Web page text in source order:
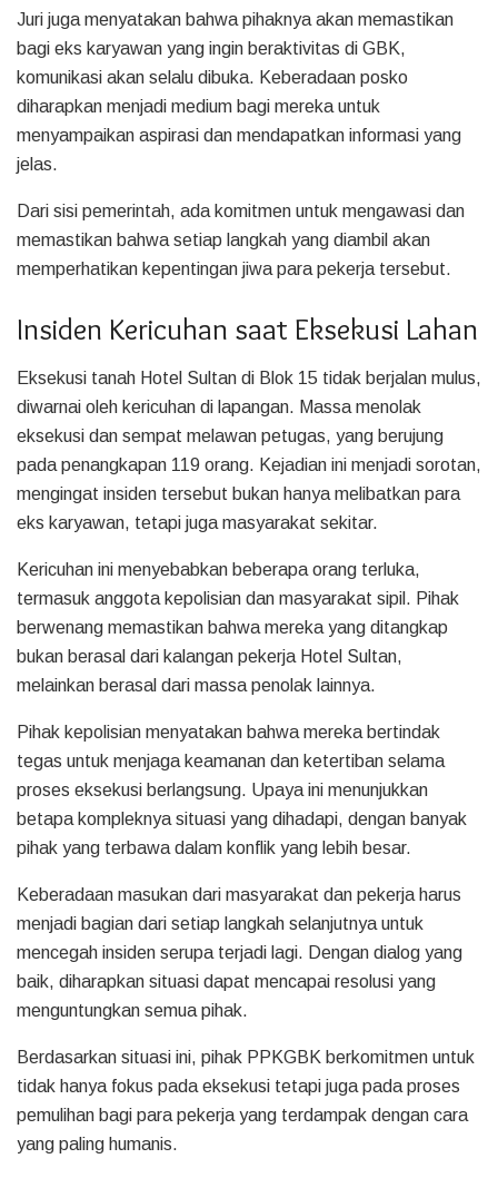
Juri juga menyatakan bahwa pihaknya akan memastikan
bagi eks karyawan yang ingin beraktivitas di GBK,
komunikasi akan selalu dibuka. Keberadaan posko
diharapkan menjadi medium bagi mereka untuk
menyampaikan aspirasi dan mendapatkan informasi yang
jelas.
Dari sisi pemerintah, ada komitmen untuk mengawasi dan
memastikan bahwa setiap langkah yang diambil akan
memperhatikan kepentingan jiwa para pekerja tersebut.
Insiden Kericuhan saat Eksekusi Lahan
Eksekusi tanah Hotel Sultan di Blok 15 tidak berjalan mulus,
diwarnai oleh kericuhan di lapangan. Massa menolak
eksekusi dan sempat melawan petugas, yang berujung
pada penangkapan 119 orang. Kejadian ini menjadi sorotan,
mengingat insiden tersebut bukan hanya melibatkan para
eks karyawan, tetapi juga masyarakat sekitar.
Kericuhan ini menyebabkan beberapa orang terluka,
termasuk anggota kepolisian dan masyarakat sipil. Pihak
berwenang memastikan bahwa mereka yang ditangkap
bukan berasal dari kalangan pekerja Hotel Sultan,
melainkan berasal dari massa penolak lainnya.
Pihak kepolisian menyatakan bahwa mereka bertindak
tegas untuk menjaga keamanan dan ketertiban selama
proses eksekusi berlangsung. Upaya ini menunjukkan
betapa kompleknya situasi yang dihadapi, dengan banyak
pihak yang terbawa dalam konflik yang lebih besar.
Keberadaan masukan dari masyarakat dan pekerja harus
menjadi bagian dari setiap langkah selanjutnya untuk
mencegah insiden serupa terjadi lagi. Dengan dialog yang
baik, diharapkan situasi dapat mencapai resolusi yang
menguntungkan semua pihak.
Berdasarkan situasi ini, pihak PPKGBK berkomitmen untuk
tidak hanya fokus pada eksekusi tetapi juga pada proses
pemulihan bagi para pekerja yang terdampak dengan cara
yang paling humanis.